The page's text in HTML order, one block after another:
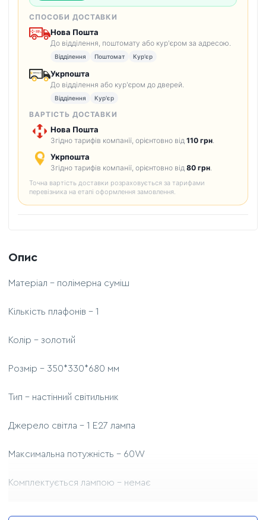
СПОСОБИ ДОСТАВКИ
Нова Пошта
До відділення, поштомату або кур'єром за адресою.
Відділення Поштомат Кур'єр
Укрпошта
До відділення або кур'єром до дверей.
Відділення Кур'єр
ВАРТІСТЬ ДОСТАВКИ
Нова Пошта
Згідно тарифів компанії, орієнтовно від 110 грн
Укрпошта
Згідно тарифів компанії, орієнтовно від 80 грн
Точна вартість доставки розраховується за тарифами
перевізника на етапі оформлення замовлення.
Опис
Матеріал - полімерна суміш
Кількість плафонів - 1
Колір - золотий
Розмір - 350*330*680 мм
Тип - настінний світильник
Джерело світла - 1 E27 лампа
Максимальна потужність - 60W
Комплектується лампою - немає